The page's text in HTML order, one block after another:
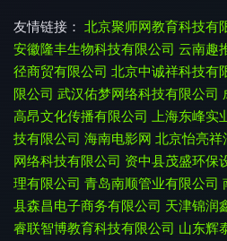
友情链接： 北京聚师网教育科技有
安徽隆丰生物科技有限公司 云南趣
径商贸有限公司 北京中诚祥科技有
限公司 武汉佑梦网络科技有限公司
高昂文化传播有限公司 上海东峰实
技有限公司 海南电影网 北京怡亮祥
网络科技有限公司 资中县茂盛环保
理有限公司 青岛南顺管业有限公司
县森昌电子商务有限公司 天津锦润
睿联智博教育科技有限公司 山东辉